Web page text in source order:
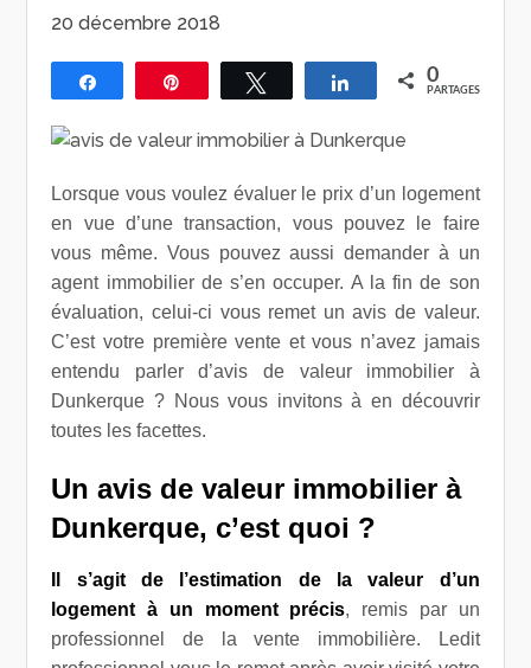
20 décembre 2018
Partagez Épingle Tweetez Partagez0
PARTAGES
Lorsque vous voulez évaluer le prix d’un logement
en vue d’une transaction, vous pouvez le faire
vous même. Vous pouvez aussi demander à un
agent immobilier de s’en occuper. A la fin de son
évaluation, celui-ci vous remet un avis de valeur.
C’est votre première vente et vous n’avez jamais
entendu parler d’avis de valeur immobilier à
Dunkerque ? Nous vous invitons à en découvrir
toutes les facettes.
Un avis de valeur immobilier à
Dunkerque, c’est quoi ?
Il s’agit de l’estimation de la valeur d’un
logement à un moment précis, remis par un
professionnel de la vente immobilière. Ledit